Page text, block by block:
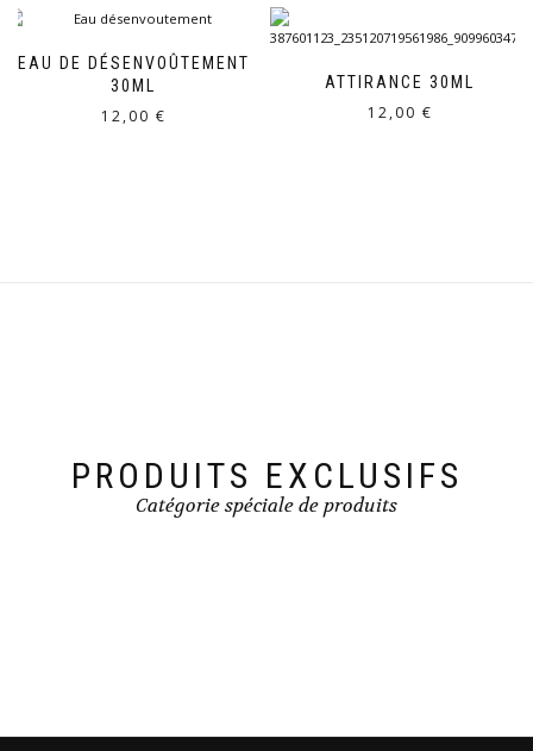
EAU DE DÉSENVOÛTEMENT
30ML
12,00 €
ATTIRANCE 30ML
12,00 €
PRODUITS EXCLUSIFS
Catégorie spéciale de produits